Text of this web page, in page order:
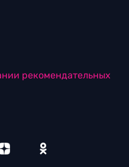
рекомендательных